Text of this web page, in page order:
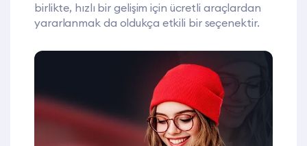
birlikte, hızlı bir gelişim için ücretli araçlardan
yararlanmak da oldukça etkili bir seçenektir.